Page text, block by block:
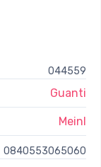
044559
Guanti
Meinl
0840553065060